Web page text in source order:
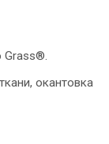
Grass®.
окантовка